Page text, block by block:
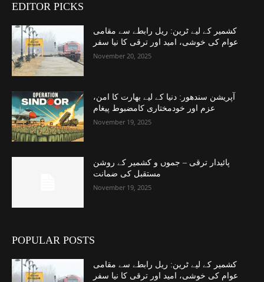
EDITOR PICKS
کشمیر کے لیے ٹرین: ریل رابطے سے مقامی
عوام کی خوشی، امید اور ترقی کا نیا سفر
November 20, 2025
آپریشن سندھور: دنیا کے لیے بھارت کا امن،
عزم اور خودمختاری کامضبوط پیغام
November 19, 2025
پائیدار ترقی – جموں و کشمیر کے روشن
مستقبل کی ضمانت
November 19, 2025
POPULAR POSTS
کشمیر کے لیے ٹرین: ریل رابطے سے مقامی
عوام کی خوشی، امید اور ترقی کا نیا سفر